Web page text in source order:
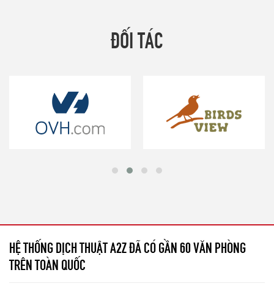
ĐỐI TÁC
HỆ THỐNG DỊCH THUẬT A2Z ĐÃ CÓ GẦN 60 VĂN PHÒNG
TRÊN TOÀN QUỐC